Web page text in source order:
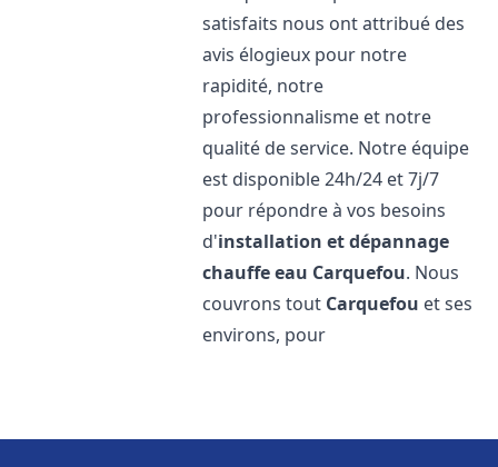
satisfaits nous ont attribué des
avis élogieux pour notre
rapidité, notre
professionnalisme et notre
qualité de service. Notre équipe
est disponible 24h/24 et 7j/7
pour répondre à vos besoins
d'installation et dépannage
chauffe eau Carquefou. Nous
couvrons tout Carquefou et ses
environs, pour